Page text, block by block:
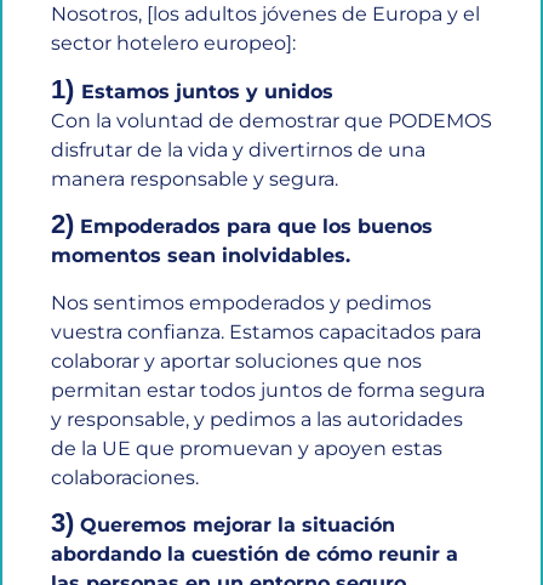
Nosotros, [los adultos jóvenes de Europa y el
sector hotelero europeo]:
1) Estamos juntos y unidos
Con la voluntad de demostrar que PODEMOS
disfrutar de la vida y divertirnos de una
manera responsable y segura.
2) Empoderados para que los buenos
momentos sean inolvidables.
Nos sentimos empoderados y pedimos
vuestra confianza. Estamos capacitados para
colaborar y aportar soluciones que nos
permitan estar todos juntos de forma segura
y responsable, y pedimos a las autoridades
de la UE que promuevan y apoyen estas
colaboraciones.
3) Queremos mejorar la situación
abordando la cuestión de cómo reunir a